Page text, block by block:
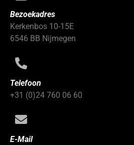
Bezoekadres
Kerkenbos 10-15E
6546 BB Nijmegen
Telefoon
+31 (0)24 760 06 60
E-Mail